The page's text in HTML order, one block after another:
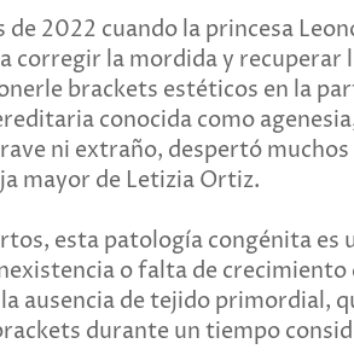
de 2022 cuando la princesa
corregir la mordida y recuperar
brackets estéticos en la
conocida como
ni extraño, despertó
mayor de Letizia Ortiz.
esta patología congénita
o falta de crecimiento
ausencia de tejido primordial,
durante un tiempo